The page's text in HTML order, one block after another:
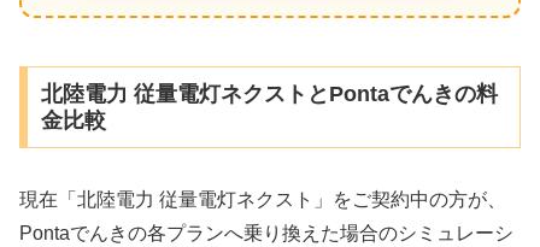
北陸電力 従量電灯ネクストとPontaでんきの料
金比較
現在「北陸電力 従量電灯ネクスト」をご契約中の方が、
Pontaでんきの各プランへ乗り換えた場合のシミュレーシ